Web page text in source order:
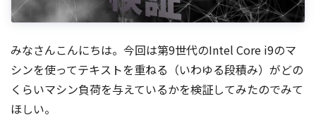
みなさんこんにちは。今回は第9世代のIntel Core i9のマ
シンを使ってテキストを重ねる（いわゆる段積み）がどの
くらいマシン負荷を与えているかを検証してみたのでみて
ほしい。